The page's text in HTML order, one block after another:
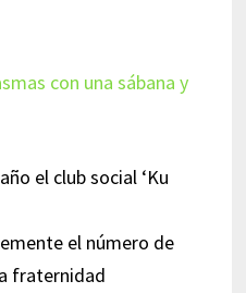
con una sábana y
el club social ‘Ku
el número de
fraternidad